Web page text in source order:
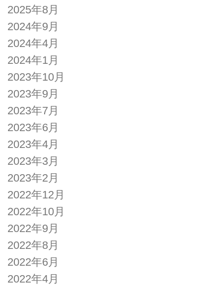
2025年8月
2024年9月
2024年4月
2024年1月
2023年10月
2023年9月
2023年7月
2023年6月
2023年4月
2023年3月
2023年2月
2022年12月
2022年10月
2022年9月
2022年8月
2022年6月
2022年4月